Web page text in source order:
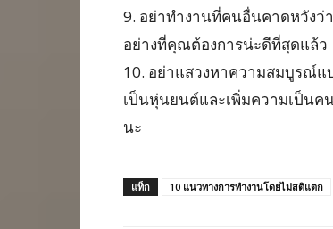
9. อย่าทำงานที่คนอื่นคาดหวัง
อย่างที่คุณต้องการน่ะดีที่สุดแล้ว
10. อย่าแสวงหาความสมบูรณ์
เป็นหุ่นยนต์และเพิ่มความเป็น
นะ
แท็ก 10 แนวทางการทำงานโดยไม่สติแตก